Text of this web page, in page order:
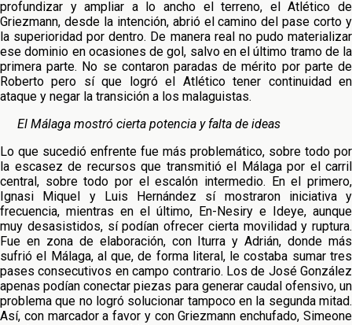
profundizar y ampliar a lo ancho el terreno, el Atlético de
Griezmann, desde la intención, abrió el camino del pase corto y
la superioridad por dentro. De manera real no pudo materializar
ese dominio en ocasiones de gol, salvo en el último tramo de la
primera parte. No se contaron paradas de mérito por parte de
Roberto pero sí que logró el Atlético tener continuidad en
ataque y negar la transición a los malaguistas.
El Málaga mostró cierta potencia y falta de ideas
Lo que sucedió enfrente fue más problemático, sobre todo por
la escasez de recursos que transmitió el Málaga por el carril
central, sobre todo por el escalón intermedio. En el primero,
Ignasi Miquel y Luis Hernández sí mostraron iniciativa y
frecuencia, mientras en el último, En-Nesiry e Ideye, aunque
muy desasistidos, sí podían ofrecer cierta movilidad y ruptura.
Fue en zona de elaboración, con Iturra y Adrián, donde más
sufrió el Málaga, al que, de forma literal, le costaba sumar tres
pases consecutivos en campo contrario. Los de José González
apenas podían conectar piezas para generar caudal ofensivo, un
problema que no logró solucionar tampoco en la segunda mitad.
Así, con marcador a favor y con Griezmann enchufado, Simeone